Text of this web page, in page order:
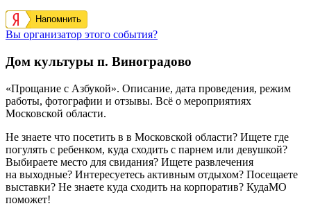
Напомнить
Вы организатор этого события?
Дом культуры п. Виноградово
«Прощание с Азбукой». Описание, дата проведения, режим
работы, фотографии и отзывы. Всё о мероприятиях
Московской области.
Не знаете что посетить в в Московской области? Ищете где
погулять с ребенком, куда сходить с парнем или девушкой?
Выбираете место для свидания? Ищете развлечения
на выходные? Интересуетесь активным отдыхом? Посещаете
выставки? Не знаете куда сходить на корпоратив? КудаМО
поможет!